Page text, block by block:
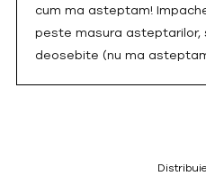
cum ma asteptam!
peste masura
deosebite (nu ma